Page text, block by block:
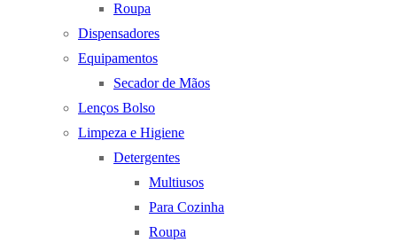
Roupa
Dispensadores
Equipamentos
Secador de Mãos
Lenços Bolso
Limpeza e Higiene
Detergentes
Multiusos
Para Cozinha
Roupa